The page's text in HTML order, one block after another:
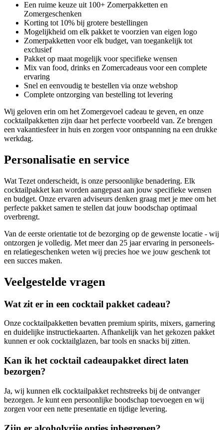
Een ruime keuze uit 100+ Zomerpakketten en
Zomergeschenken
Korting tot 10% bij grotere bestellingen
Mogelijkheid om elk pakket te voorzien van eigen logo
Zomerpakketten voor elk budget, van toegankelijk tot
exclusief
Pakket op maat mogelijk voor specifieke wensen
Mix van food, drinks en Zomercadeaus voor een complete
ervaring
Snel en eenvoudig te bestellen via onze webshop
Complete ontzorging van bestelling tot levering
Wij geloven erin om het Zomergevoel cadeau te geven, en onze
cocktailpakketten zijn daar het perfecte voorbeeld van. Ze brengen
een vakantiesfeer in huis en zorgen voor ontspanning na een drukke
werkdag.
Personalisatie en service
Wat Tezet onderscheidt, is onze persoonlijke benadering. Elk
cocktailpakket kan worden aangepast aan jouw specifieke wensen
en budget. Onze ervaren adviseurs denken graag met je mee om het
perfecte pakket samen te stellen dat jouw boodschap optimaal
overbrengt.
Van de eerste orientatie tot de bezorging op de gewenste locatie - wij
ontzorgen je volledig. Met meer dan 25 jaar ervaring in personeels-
en relatiegeschenken weten wij precies hoe we jouw geschenk tot
een succes maken.
Veelgestelde vragen
Wat zit er in een cocktail pakket cadeau?
Onze cocktailpakketten bevatten premium spirits, mixers, garnering
en duidelijke instructiekaarten. Afhankelijk van het gekozen pakket
kunnen er ook cocktailglazen, bar tools en snacks bij zitten.
Kan ik het cocktail cadeaupakket direct laten
bezorgen?
Ja, wij kunnen elk cocktailpakket rechtstreeks bij de ontvanger
bezorgen. Je kunt een persoonlijke boodschap toevoegen en wij
zorgen voor een nette presentatie en tijdige levering.